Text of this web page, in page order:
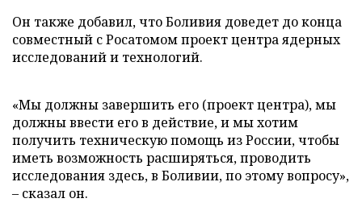
Он также добавил, что Боливия доведет до конца
совместный с Росатомом проект центра ядерных
исследований и технологий.
«Мы должны завершить его (проект центра), мы
должны ввести его в действие, и мы хотим
получить техническую помощь из России, чтобы
иметь возможность расширяться, проводить
исследования здесь, в Боливии, по этому вопросу»,
– сказал он.